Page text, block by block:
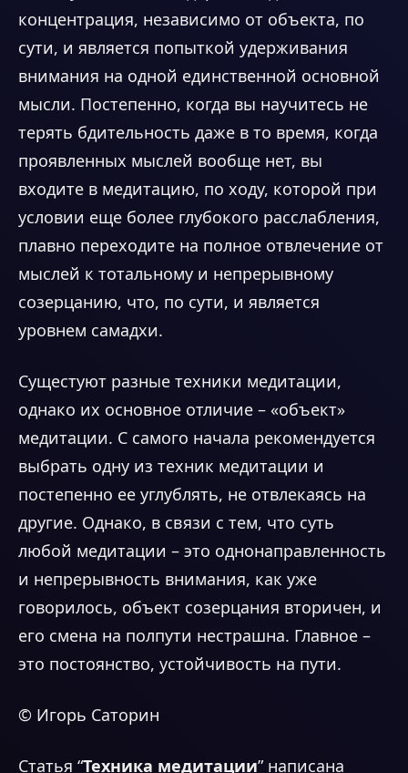
концентрация, независимо от объекта, по
сути, и является попыткой удерживания
внимания на одной единственной основной
мысли. Постепенно, когда вы научитесь не
терять бдительность даже в то время, когда
проявленных мыслей вообще нет, вы
входите в медитацию, по ходу, которой при
условии еще более глубокого расслабления,
плавно переходите на полное отвлечение от
мыслей к тотальному и непрерывному
созерцанию, что, по сути, и является
уровнем самадхи.
Сущестуют разные техники медитации,
однако их основное отличие – «объект»
медитации. С самого начала рекомендуется
выбрать одну из техник медитации и
постепенно ее углублять, не отвлекаясь на
другие. Однако, в связи с тем, что суть
любой медитации – это однонаправленность
и непрерывность внимания, как уже
говорилось, объект созерцания вторичен, и
его смена на полпути нестрашна. Главное –
это постоянство, устойчивость на пути.
© Игорь Саторин
Статья “Техника медитации” написана